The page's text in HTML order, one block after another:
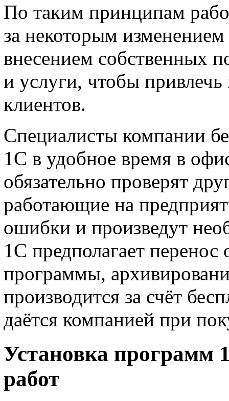
По таким принципам
за некоторым
внесением собственных
и услуги, чтобы
клиентов.
Специалисты компании
1С в удобное время в
обязательно проверят
работающие на
ошибки и произведут
1С предполагает
программы,
производится за счёт
даётся компанией при
Установка программ
работ